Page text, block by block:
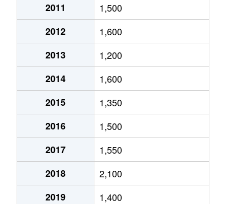
南つつじケ丘桜台
1,000万円
南つつじケ丘桜台
1,700万円
三宅町
5,800万円
宮前町猪倉
290万円 亀岡
徒歩
宮前町猪倉
50万円 亀岡 徒歩
2011
1,500
2012
1,600
2013
1,200
2014
1,600
2015
1,350
2016
1,500
2017
1,550
2018
2,100
2019
1,400